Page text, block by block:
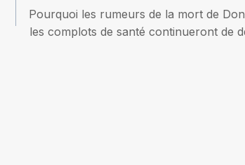
Pourquoi les rumeurs de la mort de
les complots de santé continueront de